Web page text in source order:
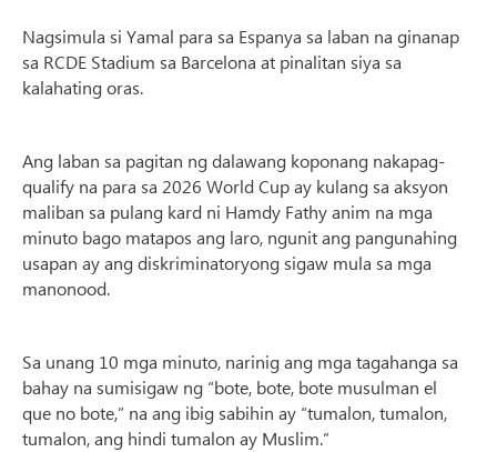
Nagsimula si Yamal para sa Espanya sa laban na ginanap
sa RCDE Stadium sa Barcelona at pinalitan siya sa
kalahating oras.
Ang laban sa pagitan ng dalawang koponang nakapag-
qualify na para sa 2026 World Cup ay kulang sa aksyon
maliban sa pulang kard ni Hamdy Fathy anim na mga
minuto bago matapos ang laro, ngunit ang pangunahing
usapan ay ang diskriminatoryong sigaw mula sa mga
manonood.
Sa unang 10 mga minuto, narinig ang mga tagahanga sa
bahay na sumisigaw ng “bote, bote, bote musulman el
que no bote,” na ang ibig sabihin ay “tumalon, tumalon,
tumalon, ang hindi tumalon ay Muslim.”